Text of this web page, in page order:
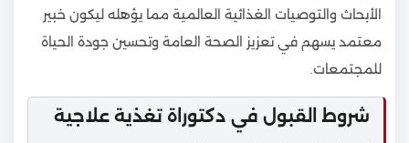
الأبحاث والتوصيات الغذائية العالمية مما يؤهله ليكون خبير
معتمد يسهم في تعزيز الصحة العامة وتحسين جودة الحياة
للمجتمعات.
شروط القبول في دكتوراة تغذية علاجية